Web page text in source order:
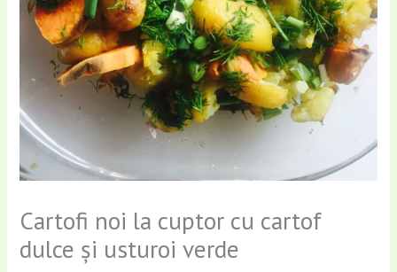
Cartofi noi la cuptor cu cartof
dulce și usturoi verde